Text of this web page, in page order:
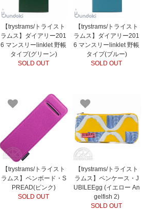
【trystrams/トライスト
ラムス】ダイアリー201
6 マンスリーlinklet 野帳
タイプ(グリーン)
SOLD OUT
【trystrams/トライスト
ラムス】ダイアリー201
6 マンスリーlinklet 野帳
タイプ(ブルー)
SOLD OUT
【trystrams/トライスト
ラムス】ペンボード・S
PREAD(ピンク)
SOLD OUT
【trystrams/トライスト
ラムス】ペンケース・J
UBILEEgg (イエロー An
gelfish 2)
SOLD OUT